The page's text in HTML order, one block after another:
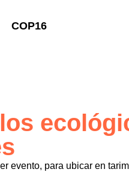
COP16
evento, para ubicar en